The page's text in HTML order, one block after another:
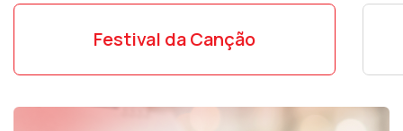
Festival da Canção